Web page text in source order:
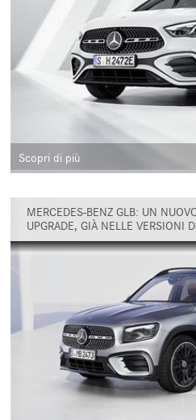
Scopri di più
MERCEDES-BENZ GLB: UN
UPGRADE, GIÀ NELLE VERSIONI